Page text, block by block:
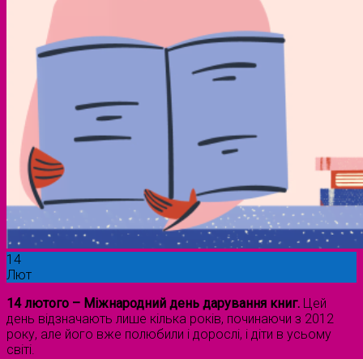
14
Лют
14 лютого – Міжнародний день дарування книг. Цей
день відзначають лише кілька років, починаючи з 2012
року, але його вже полюбили і дорослі, і діти в усьому
світі.